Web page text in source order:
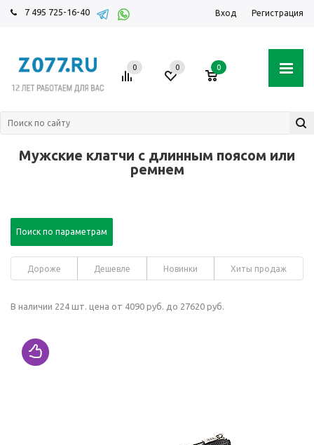
7 495 725-16-40 Вход Регистрация
0 0 0
Мужские клатчи с длинным поясом или
ремнем
Поиск по параметрам
Дороже Дешевле Новинки Хиты продаж
В наличии 224 шт. цена от 4090 руб. до 27620 руб.